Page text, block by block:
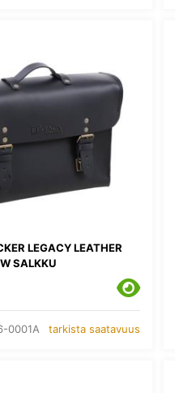
LEGACY LEATHER
SALKKU
0001A tarkista saatavuus